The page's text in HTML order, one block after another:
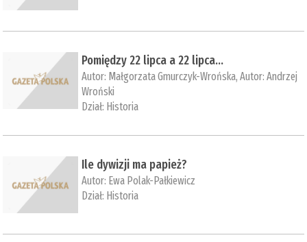
Pomiędzy 22 lipca a 22 lipca…
Autor: Małgorzata Gmurczyk-Wrońska, Autor:Andrzej
Wroński
Dział: Historia
Ile dywizji ma papież?
Autor: Ewa Polak-Pałkiewicz
Dział: Historia